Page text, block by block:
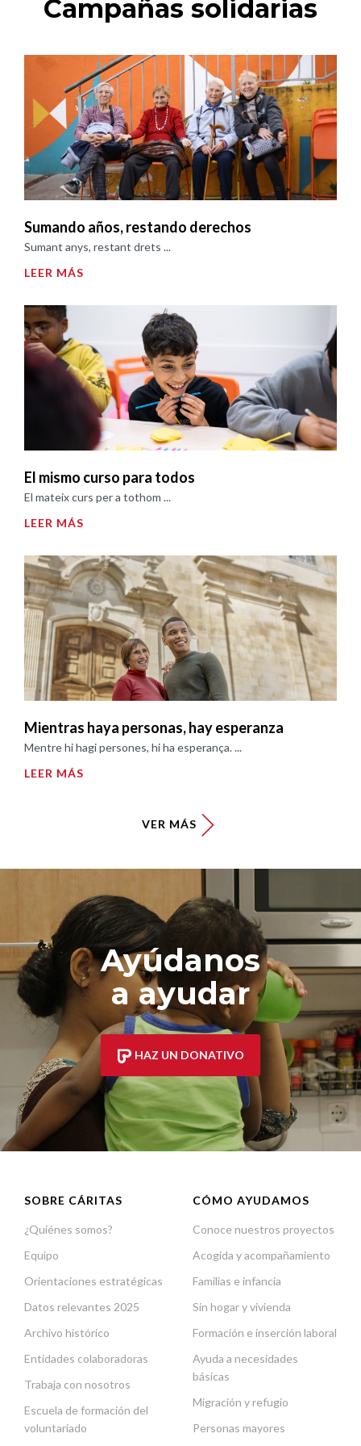
Campañas solidarias
Sumando años, restando derechos
Sumant anys, restant drets ...
LEER MÁS
El mismo curso para todos
El mateix curs per a tothom ...
LEER MÁS
Mientras haya personas, hay esperanza
Mentre hi hagi persones, hi ha esperança. ...
LEER MÁS
VER MÁS
Ayúdanos
a ayudar
HAZ UN DONATIVO
SOBRE CÁRITAS
¿Quiénes somos?
Equipo
Orientaciones estratégicas
Datos relevantes 2025
Archivo histórico
Entidades colaboradoras
Trabaja con nosotros
Escuela de formación del
voluntariado
CÓMO AYUDAMOS
Conoce nuestros proyectos
Acogida y acompañamiento
Familias e infancia
Sin hogar y vivienda
Formación e inserción laboral
Ayuda a necesidades
básicas
Migración y refugio
Personas mayores